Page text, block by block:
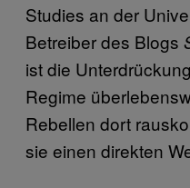
Studies an der
Betreiber des Blogs
ist die
Regime
Rebellen dort
sie einen direkten